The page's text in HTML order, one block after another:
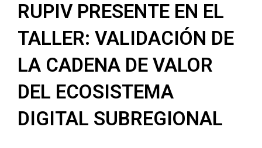
RUPIV PRESENTE EN EL
TALLER: VALIDACIÓN DE
LA CADENA DE VALOR
DEL ECOSISTEMA
DIGITAL SUBREGIONAL